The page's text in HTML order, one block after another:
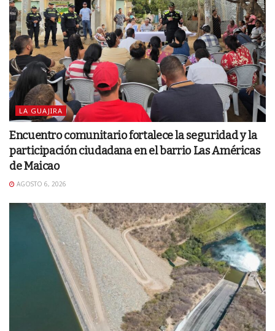
LA GUAJIRA
Encuentro comunitario fortalece la seguridad y la
participación ciudadana en el barrio Las Américas
de Maicao
AGOSTO 6, 2026